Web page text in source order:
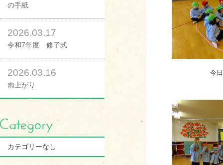
の手紙
2026.03.17
令和7年度 修了式
2026.03.16
雨上がり
カテゴリーなし
今